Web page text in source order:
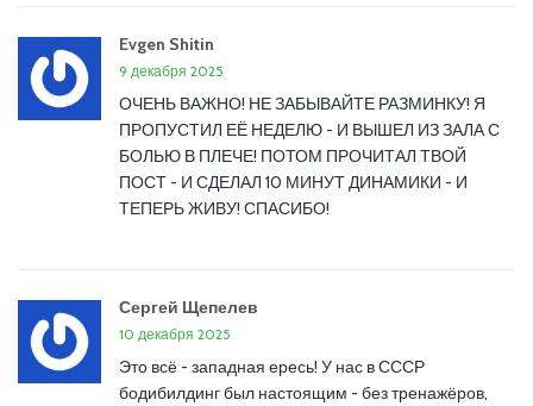
Evgen Shitin
9 декабря 2025
ОЧЕНЬ ВАЖНО! НЕ ЗАБЫВАЙТЕ РАЗМИНКУ! Я
ПРОПУСТИЛ ЕЁ НЕДЕЛЮ - И ВЫШЕЛ ИЗ ЗАЛА С
БОЛЬЮ В ПЛЕЧЕ! ПОТОМ ПРОЧИТАЛ ТВОЙ
ПОСТ - И СДЕЛАЛ 10 МИНУТ ДИНАМИКИ - И
ТЕПЕРЬ ЖИВУ! СПАСИБО!
Сергей Щепелев
10 декабря 2025
Это всё - западная ересь! У нас в СССР
бодибилдинг был настоящим - без тренажёров,